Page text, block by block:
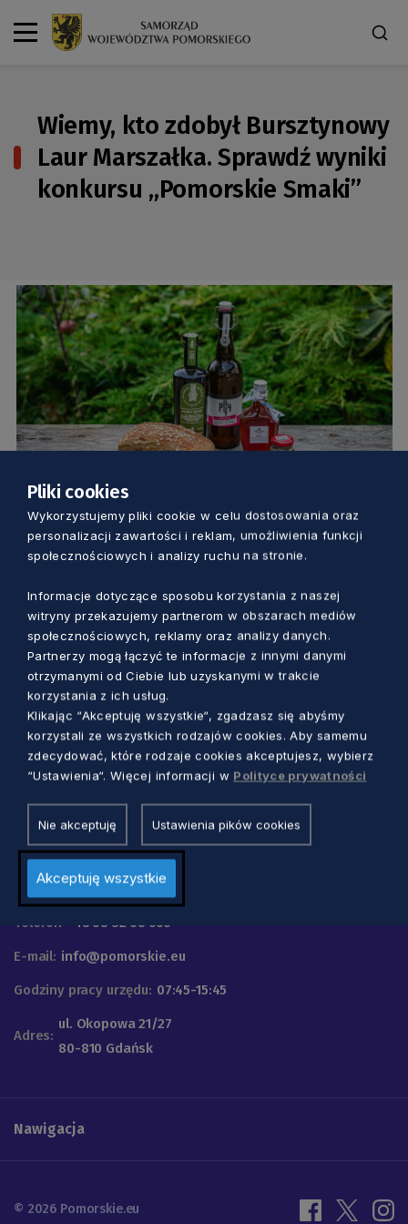
Wiemy, kto zdobył Bursztynowy
Laur Marszałka. Sprawdź wyniki
konkursu „Pomorskie Smaki”
GOSPODARKA
Wiemy, kto zdobył Bursztynowy Laur
„Pomorskie Smaki”
Marcin Szumny 4 lata temu
Urząd Marszałkowski
Województwa Pomorskiego
Telefon +48 58 32 68 555
E-mail: info@pomorskie.eu
Godziny pracy urzędu: 07:45-15:45
Adres:
ul. Okopowa 21/27
80-810 Gdańsk
Nawigacja
© 2026 Pomorskie.eu
Pliki cookies
Wykorzystujemy pliki cookie w celu dostosowania oraz
personalizacji zawartości i reklam, umożliwienia funkcji
społecznościowych i analizy ruchu na stronie.
Informacje dotyczące sposobu korzystania z naszej
witryny przekazujemy partnerom w obszarach mediów
społecznościowych, reklamy oraz analizy danych.
Partnerzy mogą łączyć te informacje z innymi danymi
otrzymanymi od Ciebie lub uzyskanymi w trakcie
korzystania z ich usług.
Klikając “Akceptuję wszystkie“, zgadzasz się abyśmy
korzystali ze wszystkich rodzajów cookies. Aby samemu
zdecydować, które rodzaje cookies akceptujesz, wybierz
“Ustawienia“. Więcej informacji w Polityce prywatności
Nie akceptuję Ustawienia pików cookies
Akceptuję wszystkie